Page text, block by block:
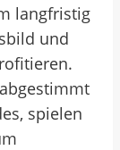
langfristig
und
spielen